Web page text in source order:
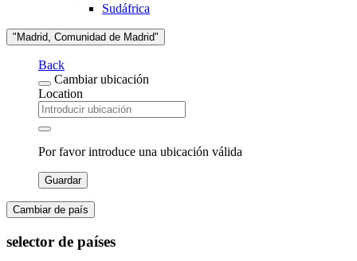
Sudáfrica
"Madrid, Comunidad de Madrid"
Back
Cambiar ubicación
Location
Por favor introduce una ubicación válida
Guardar
Cambiar de país
selector de países